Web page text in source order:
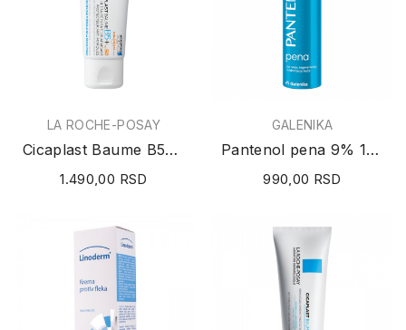
LA ROCHE-POSAY
Cicaplast Baume B5+ SPF50 40ml
1.490,00 RSD
GALENIKA
Pantenol pena 9% 150ml
990,00 RSD